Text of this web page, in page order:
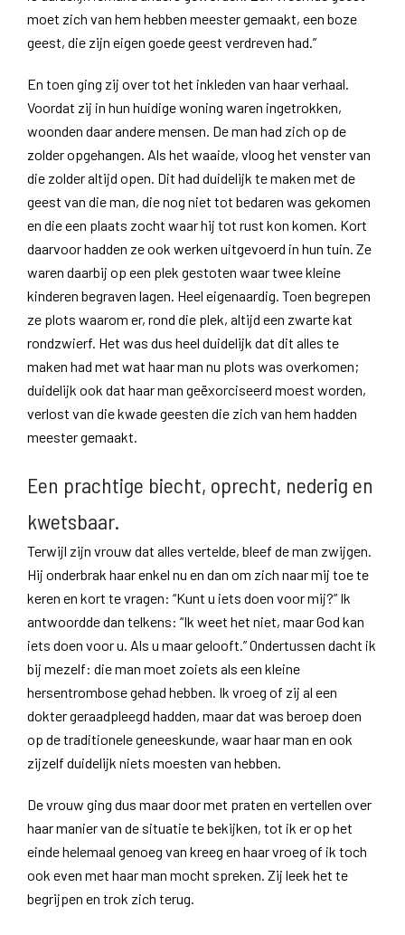
moet zich van hem hebben meester gemaakt, een boze
geest, die zijn eigen goede geest verdreven had.”
En toen ging zij over tot het inkleden van haar verhaal.
Voordat zij in hun huidige woning waren ingetrokken,
woonden daar andere mensen. De man had zich op de
zolder opgehangen. Als het waaide, vloog het venster van
die zolder altijd open. Dit had duidelijk te maken met de
geest van die man, die nog niet tot bedaren was gekomen
en die een plaats zocht waar hij tot rust kon komen. Kort
daarvoor hadden ze ook werken uitgevoerd in hun tuin. Ze
waren daarbij op een plek gestoten waar twee kleine
kinderen begraven lagen. Heel eigenaardig. Toen begrepen
ze plots waarom er, rond die plek, altijd een zwarte kat
rondzwierf. Het was dus heel duidelijk dat dit alles te
maken had met wat haar man nu plots was overkomen;
duidelijk ook dat haar man geëxorciseerd moest worden,
verlost van die kwade geesten die zich van hem hadden
meester gemaakt.
Een prachtige biecht, oprecht, nederig en
kwetsbaar.
Terwijl zijn vrouw dat alles vertelde, bleef de man zwijgen.
Hij onderbrak haar enkel nu en dan om zich naar mij toe te
keren en kort te vragen: “Kunt u iets doen voor mij?” Ik
antwoordde dan telkens: “Ik weet het niet, maar God kan
iets doen voor u. Als u maar gelooft.” Ondertussen dacht ik
bij mezelf: die man moet zoiets als een kleine
hersentrombose gehad hebben. Ik vroeg of zij al een
dokter geraadpleegd hadden, maar dat was beroep doen
op de traditionele geneeskunde, waar haar man en ook
zijzelf duidelijk niets moesten van hebben.
De vrouw ging dus maar door met praten en vertellen over
haar manier van de situatie te bekijken, tot ik er op het
einde helemaal genoeg van kreeg en haar vroeg of ik toch
ook even met haar man mocht spreken. Zij leek het te
begrijpen en trok zich terug.